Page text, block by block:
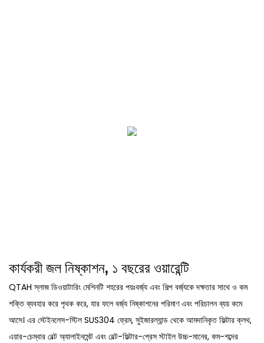
কার্যকরী জল নিষ্কাশন, ১ বছরের ওয়ারেন্টি
QTAH স্লাজ ডিওয়াটারিং মেশিনটি শহরের পয়ঃবর্জ্য এবং শিল্প বর্জ্যকে দক্ষতার সাথে ও কম
শক্তি ব্যবহার করে পৃথক করে, যার ফলে বর্জ্য নিষ্কাশনের পরিমাণ এবং পরিচালন ব্যয় কমে
আসে। এর স্টেইনলেস-স্টিল SUS304 ফ্রেম, সুইজারল্যান্ড থেকে আমদানিকৃত ফিল্টার ক্লথ,
এয়ার-চেম্বার বেল্ট অ্যালাইনমেন্ট এবং বেল্ট-ফিল্টার-প্রেস স্টাইল উচ্চ-মানের, কম-শব্দের